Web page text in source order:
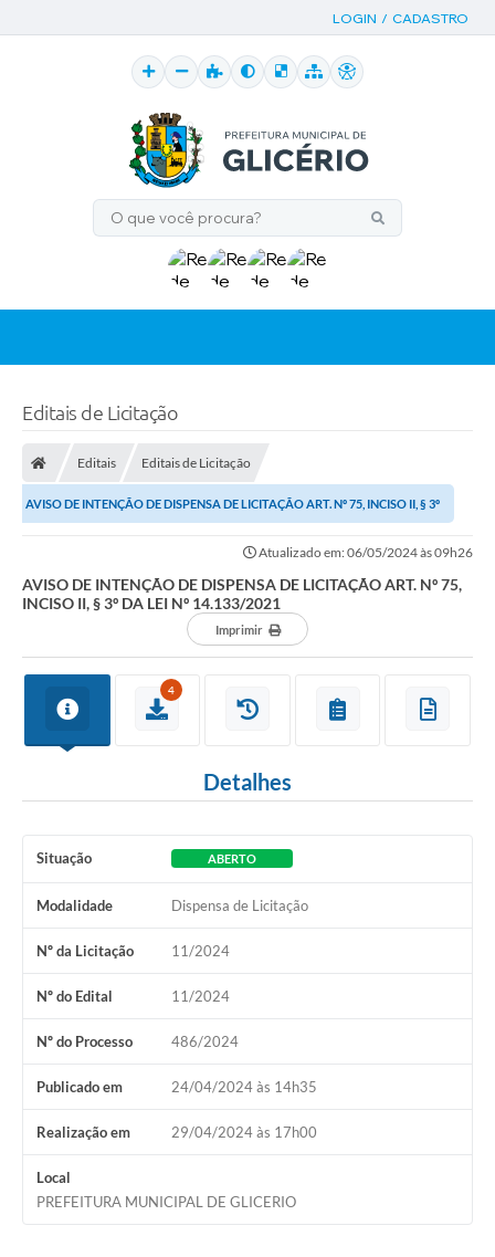
LOGIN / CADASTRO
Editais de Licitação
Editais Editais de Licitação
AVISO DE INTENÇÃO DE DISPENSA DE LICITAÇÃO ART. Nº 75, INCISO II, § 3º
Atualizado em: 06/05/2024 às 09h26
AVISO DE INTENÇÃO DE DISPENSA DE LICITAÇÃO ART. Nº 75,
INCISO II, § 3º DA LEI Nº 14.133/2021
Imprimir
4
Detalhes
Situação ABERTO
Modalidade Dispensa de Licitação
Nº da Licitação 11/2024
Nº do Edital 11/2024
Nº do Processo 486/2024
Publicado em 24/04/2024 às 14h35
Realização em 29/04/2024 às 17h00
Local
PREFEITURA MUNICIPAL DE GLICERIO